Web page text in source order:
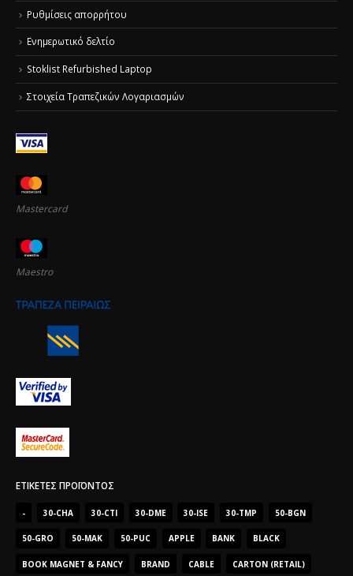
Ρυθμίσεις απορρήτου
Ενημερωτικό δελτίο
Stoklist Refurbished Laptop
Στοιχεία Τραπεζικών Λογαριασμών
Mastercard
Maestro
ΕΤΙΚΈΤΕΣ ΠΡΟΪΌΝΤΟΣ
- 30-CHA 30-CTI 30-DME 30-ISE 30-TMP 50-BGN
50-GRO 50-MAK 50-PUC APPLE BANK BLACK
BOOK MAGNET & FANCY BRAND CABLE CARTON (RETAIL)